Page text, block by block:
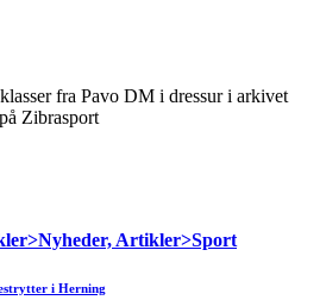
fra Pavo DM i dressur i arkivet
Zibrasport
Artikler>Sport
i Herning